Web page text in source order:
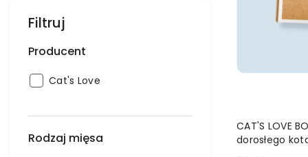
Filtruj
Producent
Producent:
Cat's Love
Rodzaj mięsa
CAT'S LOVE
dorosłego